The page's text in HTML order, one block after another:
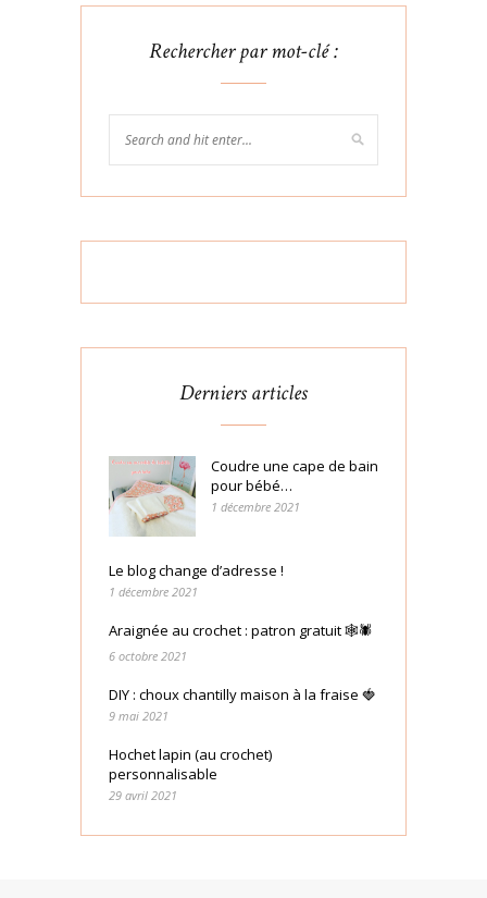
Rechercher par mot-clé :
Derniers articles
Coudre une cape de bain
pour bébé…
1 décembre 2021
Le blog change d’adresse !
1 décembre 2021
Araignée au crochet : patron gratuit 🕸🕷
6 octobre 2021
DIY : choux chantilly maison à la fraise 🍓
9 mai 2021
Hochet lapin (au crochet)
personnalisable
29 avril 2021